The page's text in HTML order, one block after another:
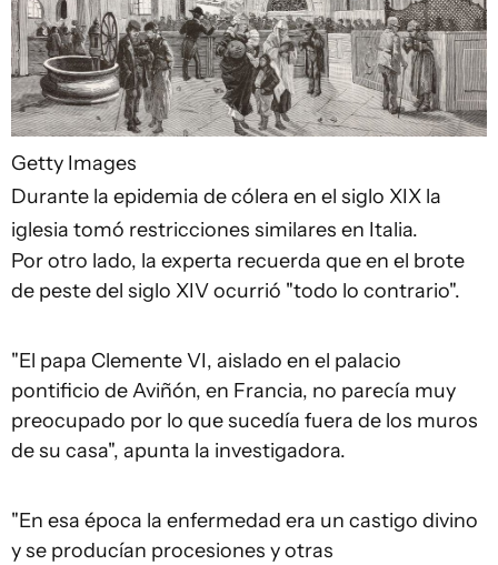
Getty Images
Durante la epidemia de cólera en el siglo XIX la
iglesia tomó restricciones similares en Italia.
Por otro lado, la experta recuerda que en el brote
de peste del siglo XIV ocurrió "todo lo contrario".
"El papa Clemente VI, aislado en el palacio
pontificio de Aviñón, en Francia, no parecía muy
preocupado por lo que sucedía fuera de los muros
de su casa", apunta la investigadora.
"En esa época la enfermedad era un castigo divino
y se producían procesiones y otras